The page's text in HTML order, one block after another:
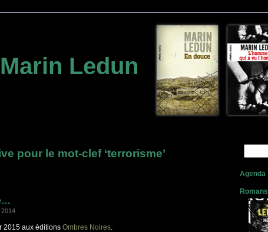
Marin Ledun
pour le mot-clef ‘terrorisme’
2015 aux éditions Ombres Noires.
Agenda
Romans